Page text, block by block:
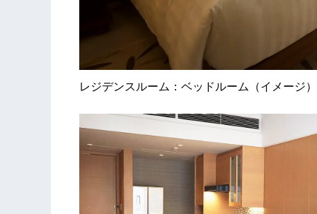
レジデンスルーム：ベッドルーム（イメージ）